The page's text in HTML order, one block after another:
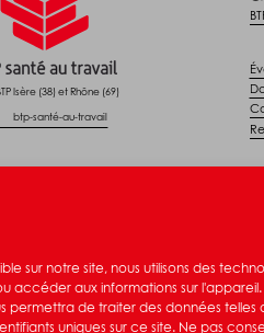
sur notre site, nous utilisons des
accéder aux informations sur l'appareil.
permettra de traiter des données telles
uniques sur ce site. Ne pas
Isère (38) et Rhône (69)
btp-santé-au-travail